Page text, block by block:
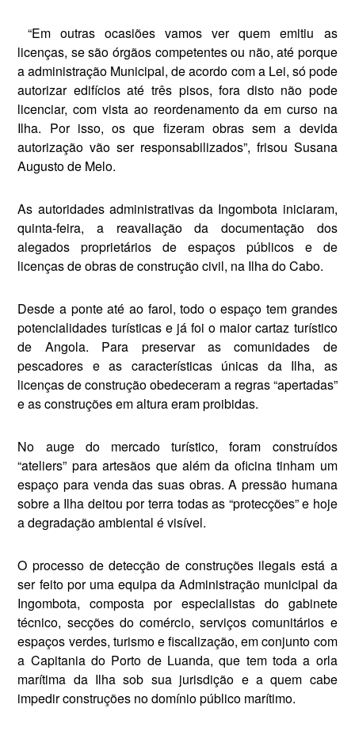
“Em outras ocasiões vamos ver quem emitiu as
licenças, se são ór­gãos competentes ou não, até por­que
a administração Municipal, de acordo com a Lei, só pode
autorizar edifícios até três pisos, fora disto não pode
licenciar, com vista ao reordenamento da em curso na
Ilha. Por isso, os que fizeram obras sem a devida
autorização vão ser responsabilizados”, frisou Susana
Augusto de Melo.
As autoridades administrativas da Ingombota iniciaram,
quinta-feira, a reavaliação da documentação dos
alegados proprietários de espaços públicos e de
licenças de obras de construção civil, na Ilha do Cabo.
Desde a ponte até ao farol, todo o es­paço tem grandes
potencialidades turísticas e já foi o maior cartaz turís­tico
de Angola. Para preservar as co­munidades de
pescadores e as características únicas da Ilha, as
licenças de construção obedeceram a regras “apertadas”
e as construções em al­tura eram proibidas.
No auge do mercado turístico, fo­ram construídos
“ateliers” para artesãos que além da oficina tinham um
espaço para venda das suas obras. A pressão humana
sobre a Ilha deitou por terra todas as “protecções” e hoje
a degradação ambiental é visível.
O processo de detecção de construções ilegais está a
ser feito por uma equipa da Administração municipal da
Ingombota, composta por especialistas do gabinete
técnico, secções do comércio, serviços comunitários e
espaços verdes, turismo e fiscalização, em conjunto com
a Capitania do Porto de Luan­da, que tem toda a orla
marítima da Ilha sob sua jurisdição e a quem ca­be
impedir construções no domínio público marítimo.